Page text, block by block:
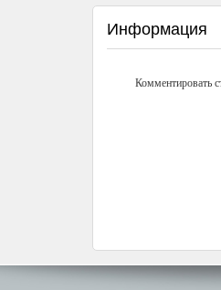
Информация
Комментировать